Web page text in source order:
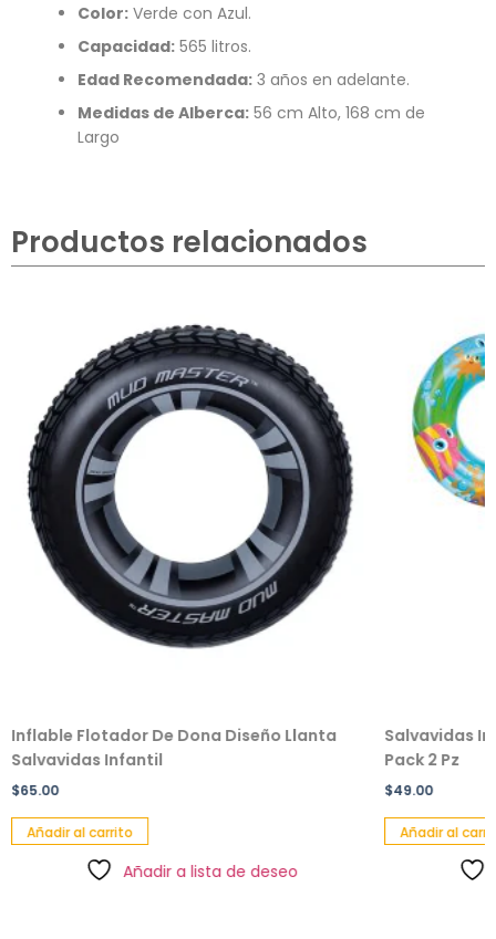
Color: Verde con Azul.
Capacidad: 565 litros.
Edad Recomendada: 3 años en adelante.
Medidas de Alberca: 56 cm Alto, 168 cm de
Largo
Productos relacionados
Inflable Flotador De Dona Diseño Llanta
Salvavidas Infantil
$65.00
Añadir al carrito
Añadir a lista de deseo
Salvavidas
Pack 2 Pz
$49.00
Añadir al